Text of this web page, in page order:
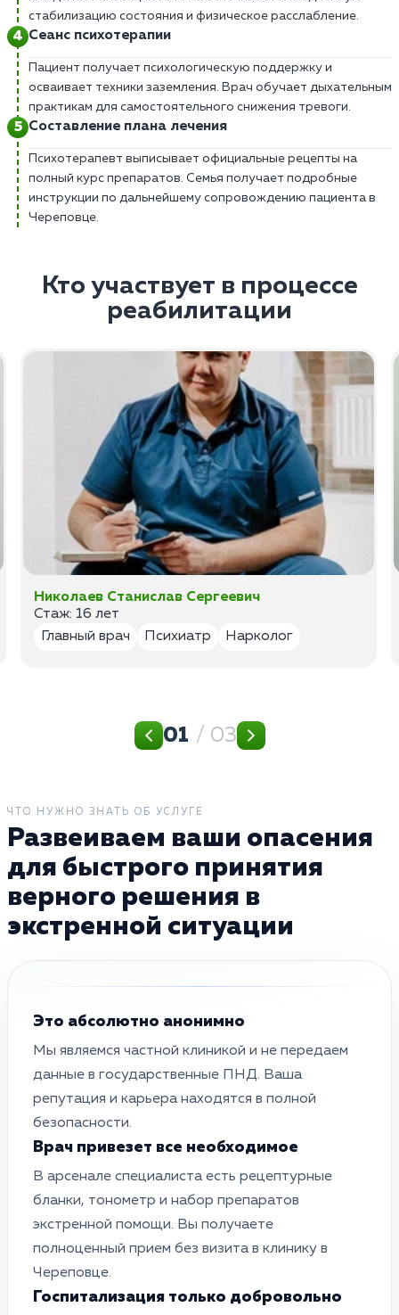
стабилизацию состояния и физическое расслабление.
Сеанс психотерапии
Пациент получает психологическую поддержку и
осваивает техники заземления. Врач обучает дыхательным
практикам для самостоятельного снижения тревоги.
Составление плана лечения
Психотерапевт выписывает официальные рецепты на
полный курс препаратов. Семья получает подробные
инструкции по дальнейшему сопровождению пациента в
Череповце.
Кто участвует в процессе
реабилитации
Николаев Станислав Сергеевич
Стаж: 16 лет
Главный врач
Психиатр Нарколог
01 / 03
ЧТО НУЖНО ЗНАТЬ ОБ УСЛУГЕ
Развеиваем ваши опасения
для быстрого принятия
верного решения в
экстренной ситуации
Это абсолютно анонимно
Мы являемся частной клиникой и не передаем
данные в государственные ПНД. Ваша
репутация и карьера находятся в полной
безопасности.
Врач привезет все необходимое
В арсенале специалиста есть рецептурные
бланки, тонометр и набор препаратов
экстренной помощи. Вы получаете
полноценный прием без визита в клинику в
Череповце.
Госпитализация только добровольно